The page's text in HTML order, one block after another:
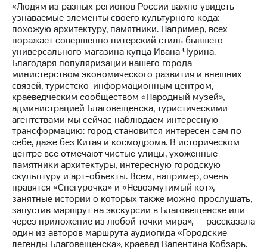
акций
Описание
Программа
приобретения
Порядок
выкупа
акций
Дивиденды
Рынок
облигаций
Описание
Еврооблигации-2023
Уведомление
о
погашении
именных
облигаций
Другое
Регистратор
«Людям из разных регионов России важно увидеть
узнаваемые элементы своего культурного кода:
похожую архитектуру, памятники. Например, всех
поражает совершенно питерский стиль бывшего
универсального магазина купца Ивана Чурина.
Благодаря популяризации нашего города
министерством экономического развития и внешних
связей, туристско-информационным центром,
краеведческим сообществом «Народный музей»,
администрацией Благовещенска, туристическими
агентствами мы сейчас наблюдаем интересную
трансформацию: город становится интересен сам по
себе, даже без Китая и космодрома. В историческом
центре все отмечают чистые улицы, ухоженные
памятники архитектуры, интересную городскую
скульптуру и арт-объекты. Всем, например, очень
нравятся «Снегурочка» и «Невозмутимый кот»,
занятные истории о которых также можно прослушать,
запустив маршрут на экскурсии в Благовещенске или
через приложение из любой точки мира», — рассказала
один из авторов маршрута аудиогида «Городские
легенды Благовещенска», краевед Валентина Кобзарь.